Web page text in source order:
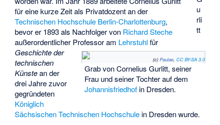
u
rli
tt
(c) Paulae, CC BY-SA 3.0
Grab von Cornelius Gurlitt, seiner
Frau und seiner Tochter auf dem
Johannisfriedhofin Dresden.
für eine kurze Zeit als Privatdozent an der
Technischen Hochschule Berlin-Charlottenburg,
bevor er 1893 als Nachfolger von Richard Steche
außerordentlicher Professor am Lehrstuhlfür
Geschichte der
technischen
Künstean der
drei Jahre zuvor
gegründeten
Königlich
Sächsischen Technischen Hochschule in Dresden wurde.